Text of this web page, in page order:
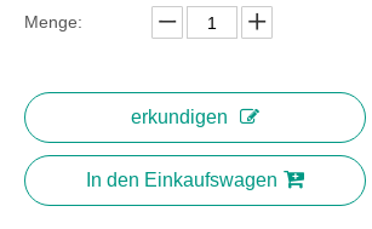
Menge:
erkundigen
In den Einkaufswagen